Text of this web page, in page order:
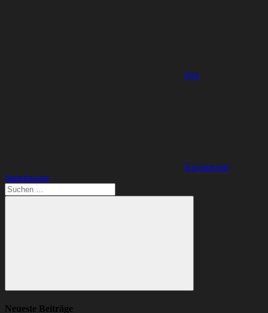
Pop
Kommentar
hinterlassen
Suchen
nach:
Suchen
Neueste Beiträge